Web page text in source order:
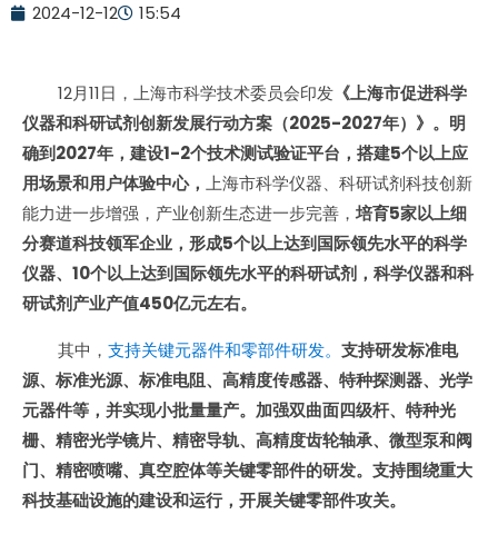
2024-12-12 15:54
12月11日，上海市科学技术委员会印发 《上海市促进科学
仪器和科研试剂创新发展行动方案（2025-2027年）》。明
确到2027年，建设1-2个技术测试验证平台，搭建5个以上应
用场景和用户体验中心， 上海市科学仪器、科研试剂科技创新
能力进一步增强，产业创新生态进一步完善，培育5家以上细
分赛道科技领军企业，形成5个以上达到国际领先水平的科学
仪器、10个以上达到国际领先水平的科研试剂，科学仪器和科
研试剂产业产值450亿元左右。
其中， 支持关键元器件和零部件研发。 支持研发标准电
源、标准光源、标准电阻、高精度传感器、特种探测器、光学
元器件等，并实现小批量量产。加强双曲面四级杆、特种光
栅、精密光学镜片、精密导轨、高精度齿轮轴承、微型泵和阀
门、精密喷嘴、真空腔体等关键零部件的研发。支持围绕重大
科技基础设施的建设和运行，开展关键零部件攻关。